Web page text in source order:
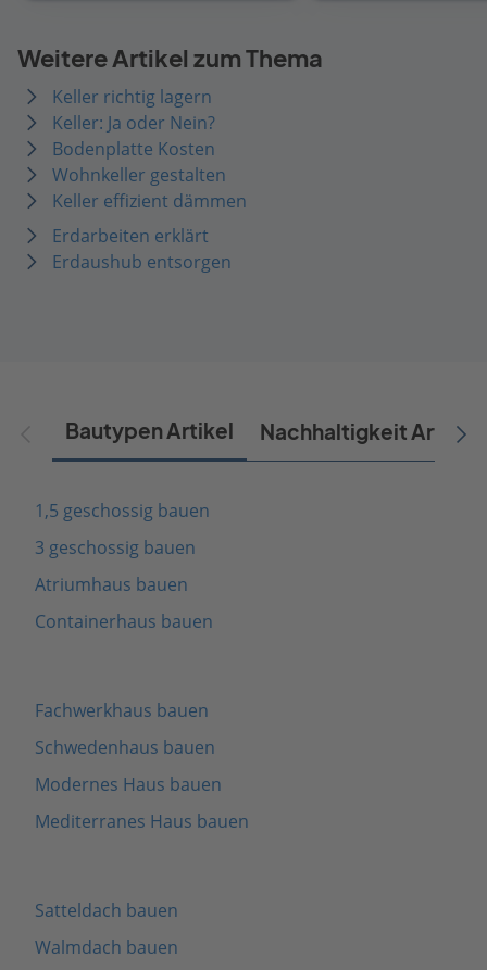
Weitere Artikel zum Thema
Keller richtig lagern
Keller: Ja oder Nein?
Bodenplatte Kosten
Wohnkeller gestalten
Keller effizient dämmen
Erdarbeiten erklärt
Erdaushub entsorgen
Bautypen Artikel Nachhaltigkeit Artikel
1,5 geschossig bauen
3 geschossig bauen
Atriumhaus bauen
Containerhaus bauen
Fachwerkhaus bauen
Schwedenhaus bauen
Modernes Haus bauen
Mediterranes Haus bauen
Satteldach bauen
Walmdach bauen